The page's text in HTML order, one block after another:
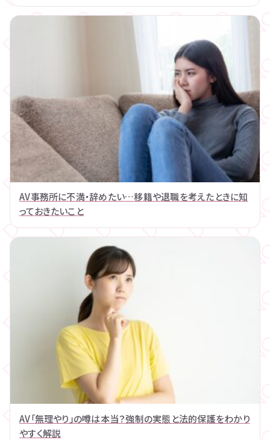
AV事務所に不満・辞めたい…移籍や退職を考えたときに知
っておきたいこと
AV「無理やり」の噂は本当？強制の実態と法的保護をわかり
やすく解説